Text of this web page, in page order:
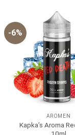
-6%
AROMEN
Kapka’s Aroma
10ml